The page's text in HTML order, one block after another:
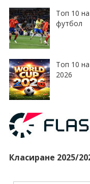
Топ 10
футбол
Топ 10
2026
Класиране 2025/